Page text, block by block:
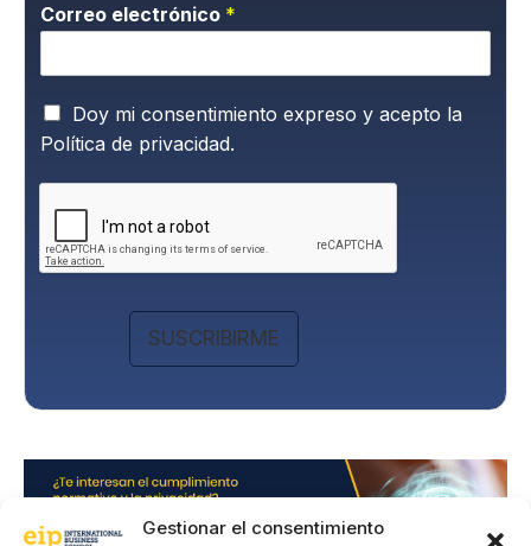
Gestionar el consentimiento
Correo electrónico *
P
o
l
í
c
a
v
c
a
Doy mi consentimiento expreso y acepto la
Política de privacidad.
SUSCRIBIRME